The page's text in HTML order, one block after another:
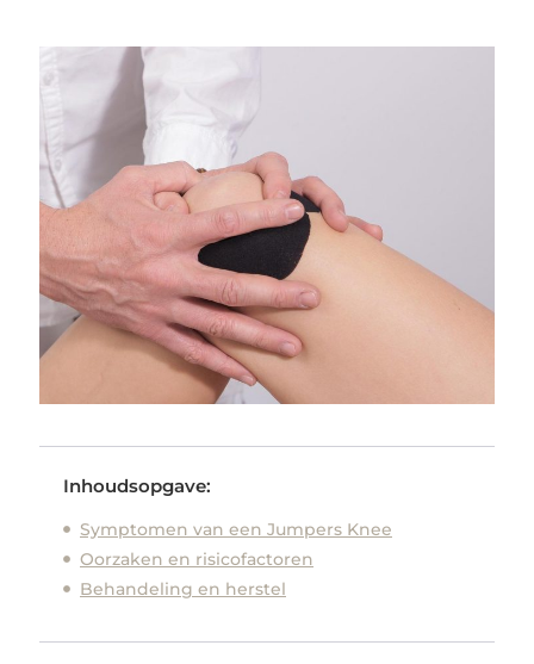
Inhoudsopgave:
Symptomen van een Jumpers Knee
Oorzaken en risicofactoren
Behandeling en herstel